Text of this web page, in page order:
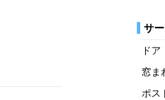
サ
ド
窓ま
ポス